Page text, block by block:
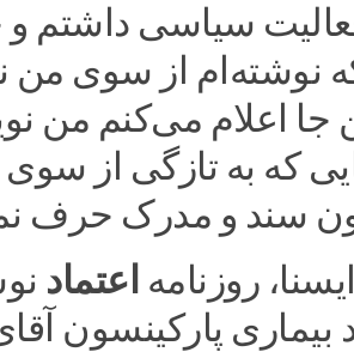
فعالیت سیاسی داشتم و
نوشته‌ام از سوی من
جا اعلام می‌کنم من
که به تازگی از
سند و مدرک حرف
روزنامه اعتماد
پارکینسون